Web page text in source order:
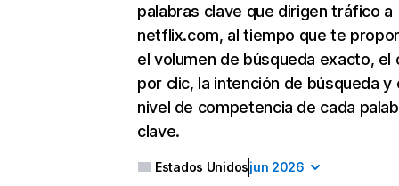
palabras clave que dirigen tráfico a
netflix.com, al tiempo que te
el volumen de búsqueda exacto, el
por clic, la intención de búsqueda y
nivel de competencia de cada
clave.
Estados Unidosjun 2026